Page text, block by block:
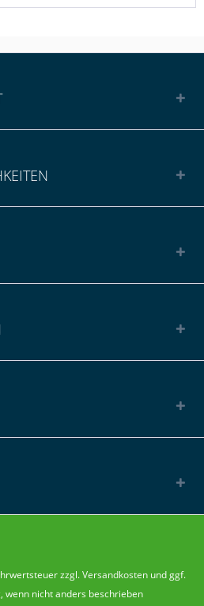
zzgl.Versandkostenund ggf.
, wenn nicht anders beschrieben